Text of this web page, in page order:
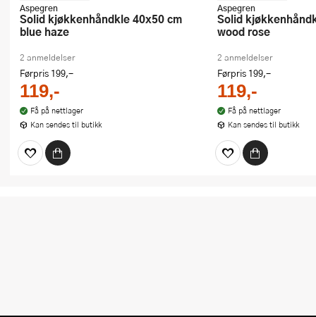
Aspegren
Solid kjøkkenhåndkle 40x50 cm
blue haze
2 anmeldelser
Førpris 199,-
119,-
Få på nettlager
Kan sendes til butikk
Aspegren
Solid kjøkkenhåndkle 40x50 cm
wood rose
2 anmeldelser
Førpris 199,-
119,-
Få på nettlager
Kan sendes til butikk